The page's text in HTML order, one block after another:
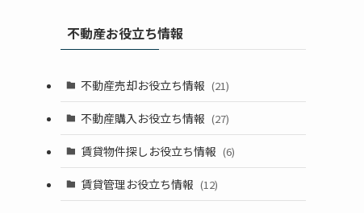
不動産お役立ち情報
不動産売却お役立ち情報 (21)
不動産購入お役立ち情報 (27)
賃貸物件探しお役立ち情報 (6)
賃貸管理お役立ち情報 (12)